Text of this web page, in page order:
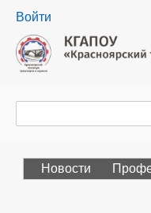
User
menu
Войти
Новости